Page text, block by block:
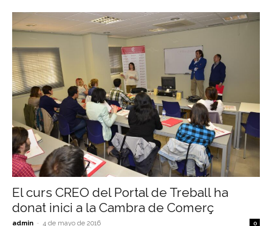
El curs CREO del Portal de Treball ha
donat inici a la Cambra de Comerç
admin - 4 de mayo de 2016 0